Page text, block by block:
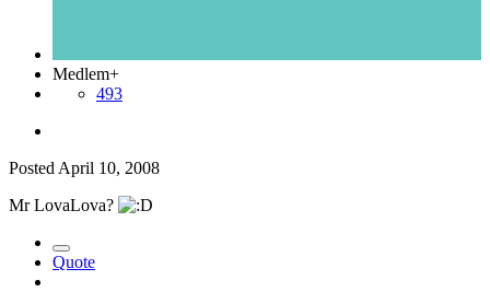
Medlem+
493
Posted April 10, 2008
Mr LovaLova?
Quote